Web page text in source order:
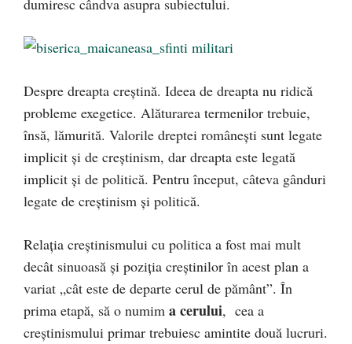
dumiresc cândva asupra subiectului.
Despre dreapta creştină. Ideea de dreapta nu ridică
probleme exegetice. Alăturarea termenilor trebuie,
însă, lămurită. Valorile dreptei româneşti sunt legate
implicit şi de creştinism, dar dreapta este legată
implicit şi de politică. Pentru început, câteva gânduri
legate de creştinism şi politică.
Relaţia creştinismului cu politica a fost mai mult
decât sinuoasă şi poziţia creştinilor în acest plan a
variat „cât este de departe cerul de pământ”. În
prima etapă, să o numim a cerului, cea a
creştinismului primar trebuiesc amintite două lucruri.